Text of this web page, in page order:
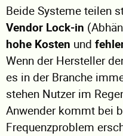
Beide Systeme teilen
Vendor Lock-in
hohe Kosten und
Wenn der Hersteller
es in der Branche
stehen Nutzer im
Anwender kommt bei
Frequenzproblem